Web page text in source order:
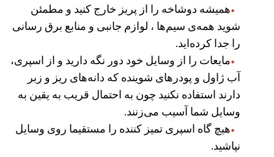
همیشه دوشاخه را از پریز خارج کنید و مطمئن
شوید همه‌ی سیم‌ها ، لوازم جانبی و منابع برق رسانی
را جدا کرده‌اید.
مایعات را از وسایل خود دور نگه دارید و از اسپری،‌
آب ژاول و پودرهای شوینده که دانه‌های ریز و زبر
دارند استفاده نکنید چون به احتمال قریب به یقین به
وسایل شما آسیب می‌زنند.
هیچ گاه اسپری تمیز کننده را مستقیما روی وسایل
نپاشید.